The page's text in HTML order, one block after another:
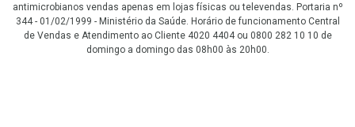
antimicrobianos vendas apenas em lojas físicas ou televendas. Portaria nº
344 - 01/02/1999 - Ministério da Saúde. Horário de funcionamento Central
de Vendas e Atendimento ao Cliente 4020 4404 ou 0800 282 10 10 de
domingo a domingo das 08h00 às 20h00.